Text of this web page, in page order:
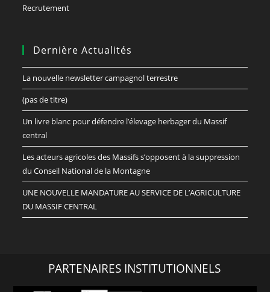
Recrutement
Dernière Actualités
La nouvelle newsletter campagnol terrestre
(pas de titre)
Un livre blanc pour défendre l’élevage herbager du Massif
central
Les acteurs agricoles des Massifs s’opposent à la suppression
du Conseil National de la Montagne
UNE NOUVELLE MANDATURE AU SERVICE DE L’AGRICULTURE
DU MASSIF CENTRAL
PARTENAIRES INSTITUTIONNELS